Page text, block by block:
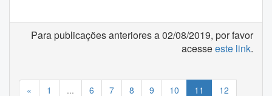
Para publicações anteriores a 02/08/2019, por favor
acesseeste link.
« 1 ... 6 7 8 9 10 11 12